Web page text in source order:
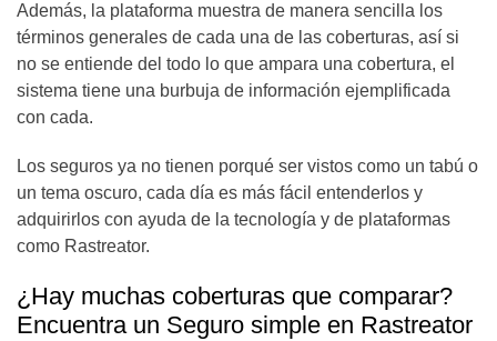
Además, la plataforma muestra de manera sencilla los
términos generales de cada una de las coberturas, así si
no se entiende del todo lo que ampara una cobertura, el
sistema tiene una burbuja de información ejemplificada
con cada.
Los seguros ya no tienen porqué ser vistos como un tabú o
un tema oscuro, cada día es más fácil entenderlos y
adquirirlos con ayuda de la tecnología y de plataformas
como Rastreator.
¿Hay muchas coberturas que comparar?
Encuentra un Seguro simple en Rastreator